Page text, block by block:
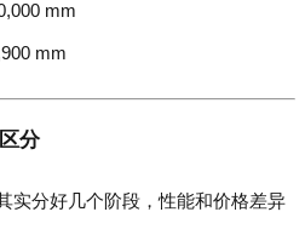
mm
mm
分
实分好几个阶段，性能和价格差异